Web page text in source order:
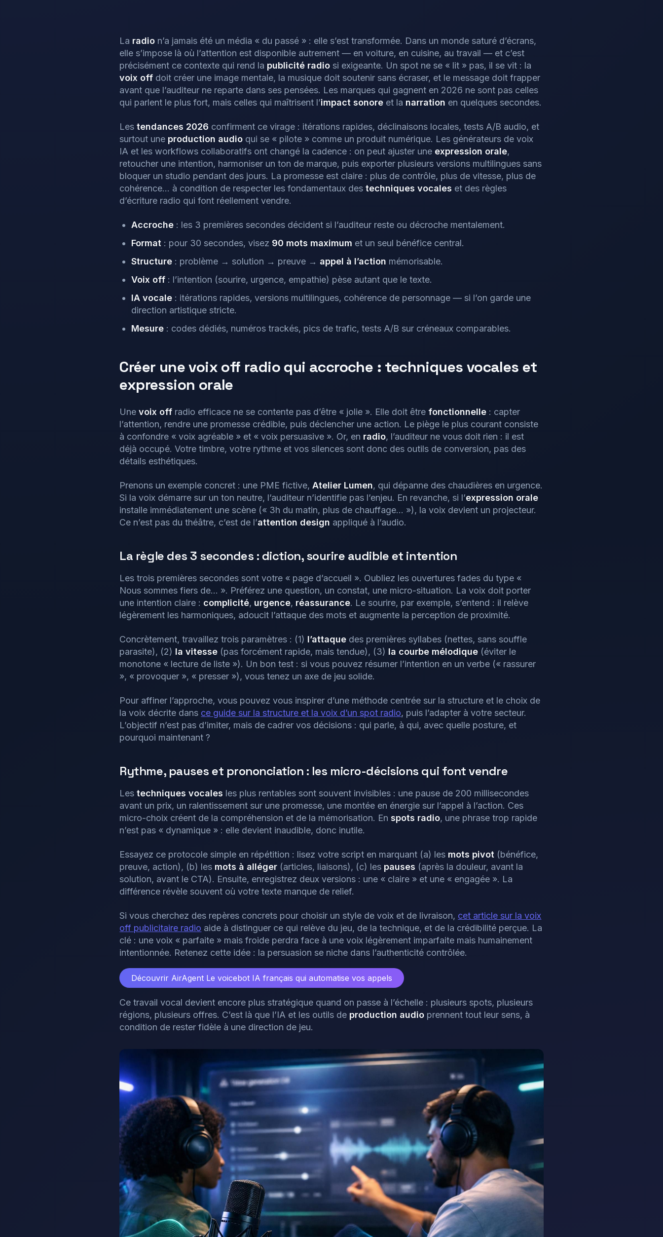
La radio n’a jamais été un média « du passé » : elle s’est transformée. Dans un monde saturé d’écrans,
elle s’impose là où l’attention est disponible autrement — en voiture, en cuisine, au travail — et c’est
précisément ce contexte qui rend la publicité radio si exigeante. Un spot ne se « lit » pas, il se vit : la
voix off doit créer une image mentale, la musique doit soutenir sans écraser, et le message doit frapper
avant que l’auditeur ne reparte dans ses pensées. Les marques qui gagnent en 2026 ne sont pas celles
qui parlent le plus fort, mais celles qui maîtrisent l’impact sonore et la narration en quelques secondes.
Lestendances 2026 confirment ce virage : itérations rapides, déclinaisons locales, tests A/B audio, et
surtout une production audio qui se « pilote » comme un produit numérique. Les générateurs de voix
IA et les workflows collaboratifs ont changé la cadence : on peut ajuster une expression orale,
retoucher une intention, harmoniser un ton de marque, puis exporter plusieurs versions multilingues sans
bloquer un studio pendant des jours. La promesse est claire : plus de contrôle, plus de vitesse, plus de
cohérence… à condition de respecter les fondamentaux destechniques vocales et des règles
d’écriture radio qui font réellement vendre.
Accroche : les 3 premières secondes décident si l’auditeur reste ou décroche mentalement.
Format : pour 30 secondes, visez 90 mots maximum et un seul bénéfice central.
Structure : problème → solution → preuve → appel à l’action mémorisable.
Voix off : l’intention (sourire, urgence, empathie) pèse autant que le texte.
IA vocale : itérations rapides, versions multilingues, cohérence de personnage — si l’on garde une
direction artistique stricte.
Mesure : codes dédiés, numéros trackés, pics de trafic, tests A/B sur créneaux comparables.
Créer une voix off radio qui accroche : techniques vocales et
expression orale
Unevoix off radio efficace ne se contente pas d’être « jolie ». Elle doit être fonctionnelle : capter
l’attention, rendre une promesse crédible, puis déclencher une action. Le piège le plus courant consiste
à confondre « voix agréable » et « voix persuasive ». Or, en radio, l’auditeur ne vous doit rien : il est
déjà occupé. Votre timbre, votre rythme et vos silences sont donc des outils de conversion, pas des
détails esthétiques.
Prenons un exemple concret : une PME fictive,Atelier Lumen, qui dépanne des chaudières en urgence.
Si la voix démarre sur un ton neutre, l’auditeur n’identifie pas l’enjeu. En revanche, si l’expression orale
installe immédiatement une scène (« 3h du matin, plus de chauffage… »), la voix devient un projecteur.
Ce n’est pas du théâtre, c’est de l’attention design appliqué à l’audio.
La règle des 3 secondes : diction, sourire audible et intention
Les trois premières secondes sont votre « page d’accueil ». Oubliez les ouvertures fades du type «
Nous sommes fiers de… ». Préférez une question, un constat, une micro-situation. La voix doit porter
une intention claire : complicité, urgence, réassurance. Le sourire, par exemple, s’entend : il relève
légèrement les harmoniques, adoucit l’attaque des mots et augmente la perception de proximité.
Concrètement, travaillez trois paramètres : (1) l’attaque des premières syllabes (nettes, sans souffle
parasite), (2) la vitesse (pas forcément rapide, mais tendue), (3) la courbe mélodique (éviter le
monotone « lecture de liste »). Un bon test : si vous pouvez résumer l’intention en un verbe (« rassurer
», « provoquer », « presser »), vous tenez un axe de jeu solide.
Pour affiner l’approche, vous pouvez vous inspirer d’une méthode centrée sur la structure et le choix de
la voix décrite dans ce guide sur la structure et la voix d’un spot radio, puis l’adapter à votre secteur.
L’objectif n’est pas d’imiter, mais de cadrer vos décisions : qui parle, à qui, avec quelle posture, et
pourquoi maintenant ?
Rythme, pauses et prononciation : les micro-décisions qui font vendre
Lestechniques vocales les plus rentables sont souvent invisibles : une pause de 200 millisecondes
avant un prix, un ralentissement sur une promesse, une montée en énergie sur l’appel à l’action. Ces
micro-choix créent de la compréhension et de la mémorisation. Enspots radio, une phrase trop rapide
n’est pas « dynamique » : elle devient inaudible, donc inutile.
Essayez ce protocole simple en répétition : lisez votre script en marquant (a) les mots pivot (bénéfice,
preuve, action), (b) les mots à alléger (articles, liaisons), (c) les pauses (après la douleur, avant la
solution, avant le CTA). Ensuite, enregistrez deux versions : une « claire » et une « engagée ». La
différence révèle souvent où votre texte manque de relief.
Si vous cherchez des repères concrets pour choisir un style de voix et de livraison, cet article sur la voix
off publicitaire radio aide à distinguer ce qui relève du jeu, de la technique, et de la crédibilité perçue. La
clé : une voix « parfaite » mais froide perdra face à une voix légèrement imparfaite mais humainement
intentionnée. Retenez cette idée : la persuasion se niche dans l’authenticité contrôlée.
Découvrir AirAgent Le voicebot IA français qui automatise vos appels
Ce travail vocal devient encore plus stratégique quand on passe à l’échelle : plusieurs spots, plusieurs
régions, plusieurs offres. C’est là que l’IA et les outils de production audio prennent tout leur sens, à
condition de rester fidèle à une direction de jeu.